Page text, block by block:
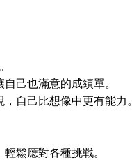
己也滿意的成績單。
自己比想像中更有能力。
鬆應對各種挑戰。